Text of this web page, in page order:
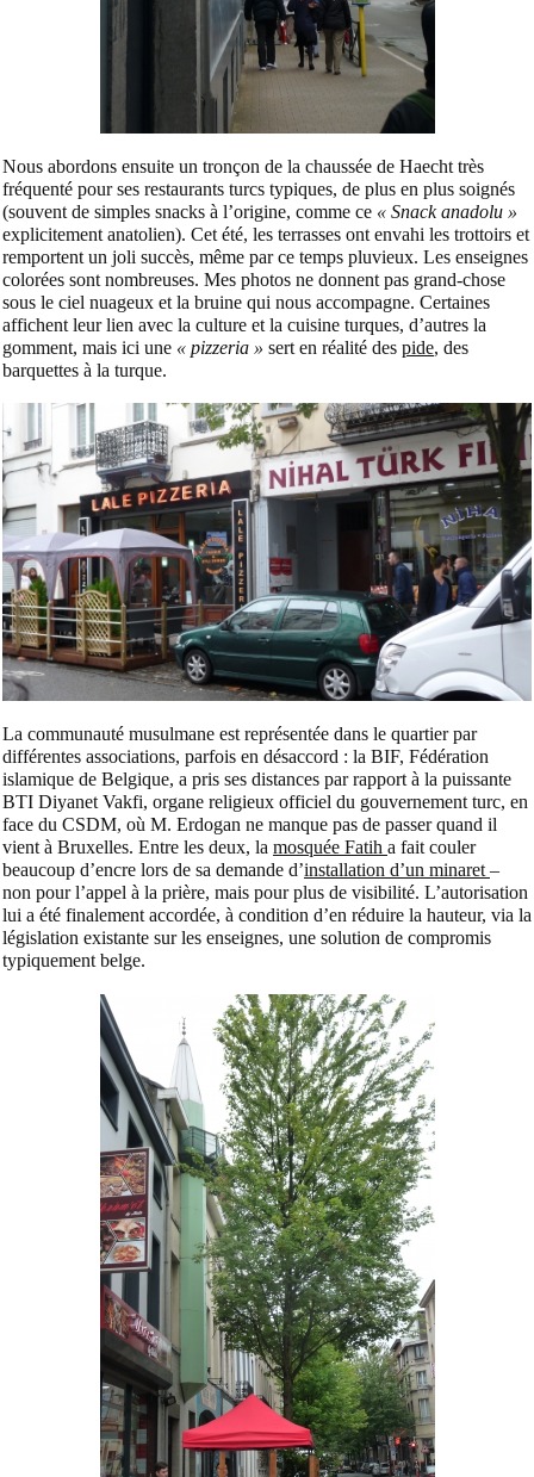
Nous abordons ensuite un tronçon de la chaussée de Haecht très
fréquenté pour ses restaurants turcs typiques, de plus en plus soignés
(souvent de simples snacks à l’origine, comme ce « Snack anadolu »
explicitement anatolien). Cet été, les terrasses ont envahi les trottoirs et
remportent un joli succès, même par ce temps pluvieux. Les enseignes
colorées sont nombreuses. Mes photos ne donnent pas grand-chose
sous le ciel nuageux et la bruine qui nous accompagne. Certaines
affichent leur lien avec la culture et la cuisine turques, d’autres la
gomment, mais ici une « pizzeria » sert en réalité des pide, des
barquettes à la turque.
La communauté musulmane est représentée dans le quartier par
différentes associations, parfois en désaccord : la BIF, Fédération
islamique de Belgique, a pris ses distances par rapport à la puissante
BTI Diyanet Vakfi, organe religieux officiel du gouvernement turc, en
face du CSDM, où M. Erdogan ne manque pas de passer quand il
vient à Bruxelles. Entre les deux, la mosquée Fatih a fait couler
beaucoup d’encre lors de sa demande d’installation d’un minaret –
non pour l’appel à la prière, mais pour plus de visibilité. L’autorisation
lui a été finalement accordée, à condition d’en réduire la hauteur, via la
législation existante sur les enseignes, une solution de compromis
typiquement belge.